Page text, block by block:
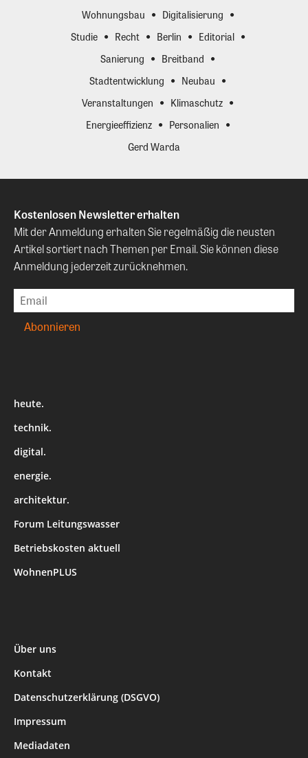
Wohnungsbau
Digitalisierung
Studie
Recht Berlin
Editorial
Sanierung
Breitband
Stadtentwicklung
Neubau
Veranstaltungen
Klimaschutz
Energieeffizienz
Personalien
Gerd Warda
Kostenlosen Newsletter erhalten
Mit der Anmeldung erhalten Sie regelmäßig die neusten
Artikel sortiert nach Themen per Email. Sie können diese
Anmeldung jederzeit zurücknehmen.
heute.
technik.
digital.
energie.
architektur.
Forum Leitungswasser
Betriebskosten aktuell
WohnenPLUS
Über uns
Kontakt
Datenschutzerklärung (DSGVO)
Impressum
Mediadaten